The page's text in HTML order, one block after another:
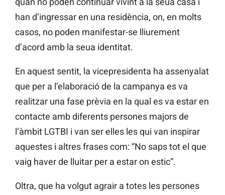
han d’ingressar en una residència, on, en molts
casos, no poden manifestar-se lliurement
d’acord amb la seua identitat.
En aquest sentit, la vicepresidenta ha assenyalat
que per a l’elaboració de la campanya es va
realitzar una fase prèvia en la qual es va estar en
contacte amb diferents persones majors de
l’àmbit LGTBI i van ser elles les qui van inspirar
aquestes i altres frases com: “No saps tot el que
vaig haver de lluitar per a estar on estic”.
Oltra, que ha volgut agrair a totes les persones